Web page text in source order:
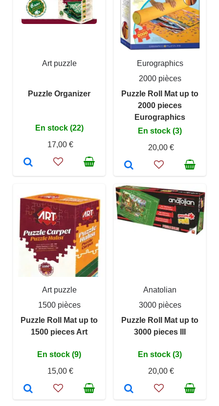
Art puzzle
Puzzle Organizer
En stock (22)
17,00 €
Eurographics
2000 pièces
Puzzle Roll Mat up to
2000 pieces
Eurographics
En stock (3)
20,00 €
Art puzzle
1500 pièces
Puzzle Roll Mat up to
1500 pieces Art
En stock (9)
15,00 €
Anatolian
3000 pièces
Puzzle Roll Mat up to
3000 pieces III
En stock (3)
20,00 €